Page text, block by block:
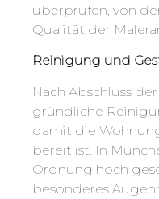
überprüfen, von
Qualität der
Reinigung und
Nach Abschluss
gründliche
damit die
bereit ist. In
Ordnung hoch
besonderes